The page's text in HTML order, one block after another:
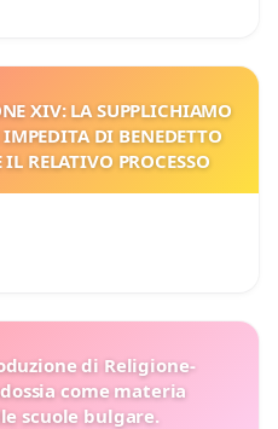
XIV: LA SUPPLICHIAMO
DI BENEDETTO
RELATIVO PROCESSO
di Religione-
come materia
scuole bulgare.